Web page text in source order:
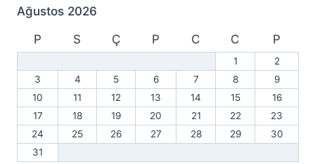
Ağustos 2026
P
S Ç P C C P
1
2
3
4 5 6 7 8
9
10
11 12 13 14 15
16
17
18 19 20 21 22
23
24
25 26 27 28 29
30
31